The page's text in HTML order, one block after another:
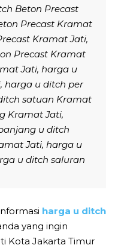
Beton Precast
Precast Kramat
Kramat Jati,
Precast Kramat
Jati, harga u
harga u ditch per
satuan Kramat
Kramat Jati,
u ditch
Jati, harga u
u ditch saluran
harga u ditch
yang ingin
Kota Jakarta Timur